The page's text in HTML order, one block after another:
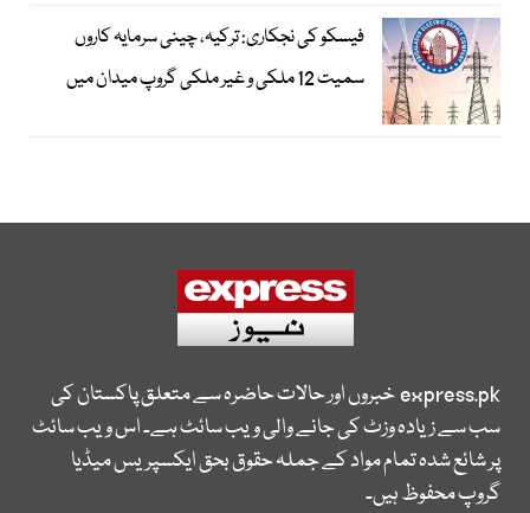
فیسکو کی نجکاری: ترکیہ، چینی سرمایہ کاروں
سمیت 12 ملکی و غیر ملکی گروپ میدان میں
express.pkخبروں اور حالات حاضرہ سے متعلق پاکستان کی
سب سے زیادہ وزٹ کی جانے والی ویب سائٹ ہے۔ اس ویب سائٹ
پر شائع شدہ تمام مواد کے جملہ حقوق بحق ایکسپریس میڈیا
گروپ محفوظ ہیں۔